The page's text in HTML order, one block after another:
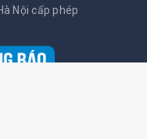
Nội cấp phép